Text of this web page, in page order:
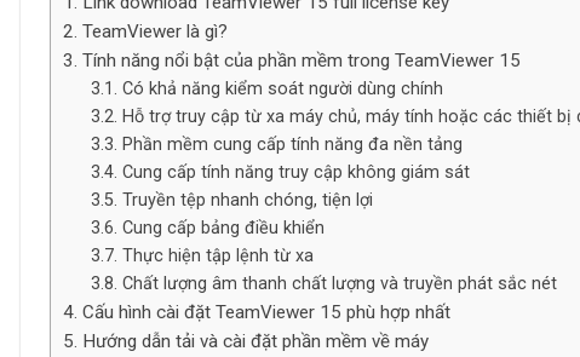
TeamViewer là gì?
Tính năng nổi bật của phần mềm trong TeamViewer 15
Có khả năng kiểm soát người dùng chính
Hỗ trợ truy cập từ xa máy chủ, máy tính hoặc các thiết bị
Phần mềm cung cấp tính năng đa nền tảng
Cung cấp tính năng truy cập không giám sát
Truyền tệp nhanh chóng, tiện lợi
Cung cấp bảng điều khiển
Thực hiện tập lệnh từ xa
Chất lượng âm thanh chất lượng và truyền phát sắc nét
Cấu hình cài đặt TeamViewer 15 phù hợp nhất
Hướng dẫn tải và cài đặt phần mềm về máy